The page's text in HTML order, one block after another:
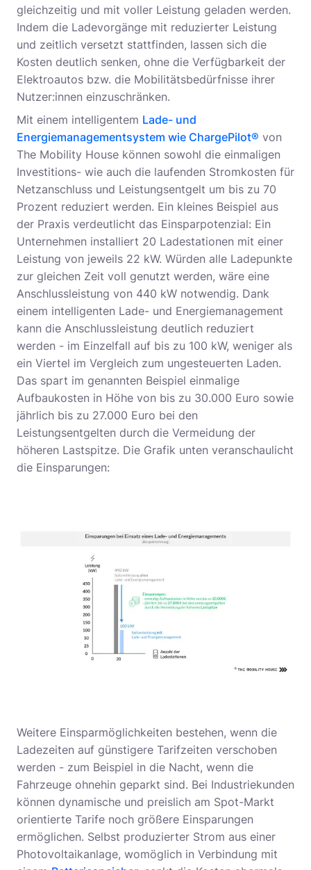
gleichzeitig und mit voller Leistung geladen werden.
Indem die Ladevorgänge mit reduzierter Leistung
und zeitlich versetzt stattfinden, lassen sich die
Kosten deutlich senken, ohne die Verfügbarkeit der
Elektroautos bzw. die Mobilitätsbedürfnisse ihrer
Nutzer:innen einzuschränken.
Mit einem intelligentem Lade- und
Energiemanagementsystem wie ChargePilot® von
The Mobility House können sowohl die einmaligen
Investitions- wie auch die laufenden Stromkosten für
Netzanschluss und Leistungsentgelt um bis zu 70
Prozent reduziert werden. Ein kleines Beispiel aus
der Praxis verdeutlicht das Einsparpotenzial: Ein
Unternehmen installiert 20 Ladestationen mit einer
Leistung von jeweils 22 kW. Würden alle Ladepunkte
zur gleichen Zeit voll genutzt werden, wäre eine
Anschlussleistung von 440 kW notwendig. Dank
einem intelligenten Lade- und Energiemanagement
kann die Anschlussleistung deutlich reduziert
werden - im Einzelfall auf bis zu 100 kW, weniger als
ein Viertel im Vergleich zum ungesteuerten Laden.
Das spart im genannten Beispiel einmalige
Aufbaukosten in Höhe von bis zu 30.000 Euro sowie
jährlich bis zu 27.000 Euro bei den
Leistungsentgelten durch die Vermeidung der
höheren Lastspitze. Die Grafik unten veranschaulicht
die Einsparungen:
Weitere Einsparmöglichkeiten bestehen, wenn die
Ladezeiten auf günstigere Tarifzeiten verschoben
werden - zum Beispiel in die Nacht, wenn die
Fahrzeuge ohnehin geparkt sind. Bei Industriekunden
können dynamische und preislich am Spot-Markt
orientierte Tarife noch größere Einsparungen
ermöglichen. Selbst produzierter Strom aus einer
Photovoltaikanlage, womöglich in Verbindung mit